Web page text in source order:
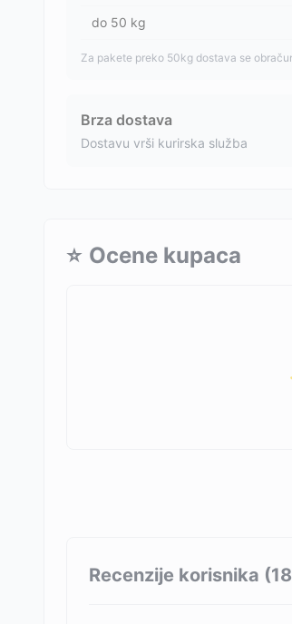
do 50 kg
Za pakete preko 50kg dostava se
Brza dostava
Dostavu vrši kurirska služba
⭐ Ocene kupaca
Recenzije korisnika (